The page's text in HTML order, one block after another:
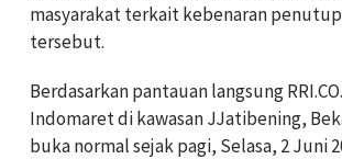
masyarakat terkait kebenaran
tersebut.
Berdasarkan pantauan langsung
Indomaret di kawasan JJatibening,
buka normal sejak pagi, Selasa, 2 Juni